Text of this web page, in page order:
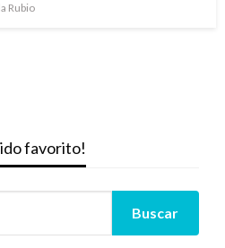
Rubio
favorito!